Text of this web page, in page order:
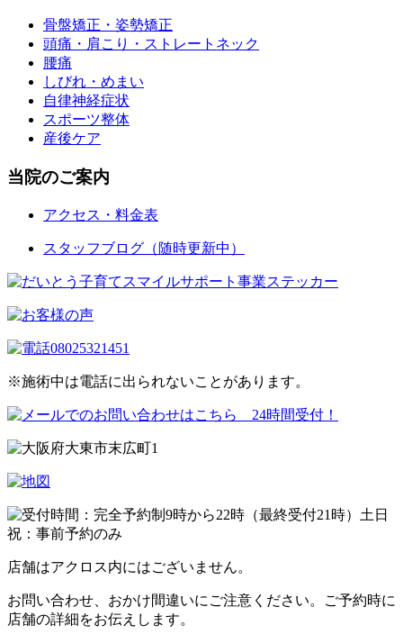
骨盤矯正・姿勢矯正
頭痛・肩こり・ストレートネック
腰痛
しびれ・めまい
自律神経症状
スポーツ整体
産後ケア
当院のご案内
アクセス・料金表
スタッフブログ（随時更新中）
※施術中は電話に出られないことがあります。
店舗はアクロス内にはございません。
お問い合わせ、おかけ間違いにご注意ください。ご予約時に
店舗の詳細をお伝えします。